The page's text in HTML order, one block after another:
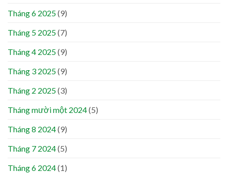
Tháng 6 2025(9)
Tháng 5 2025(7)
Tháng 4 2025(9)
Tháng 3 2025(9)
Tháng 2 2025(3)
Tháng mười một 2024(5)
Tháng 8 2024(9)
Tháng 7 2024(5)
Tháng 6 2024(1)